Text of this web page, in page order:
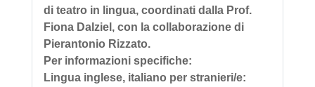
di teatro in lingua, coordinati dalla Prof.
Fiona Dalziel, con la collaborazione di
Pierantonio Rizzato.
Per informazioni specifiche:
Lingua inglese, italiano per stranieri/e: